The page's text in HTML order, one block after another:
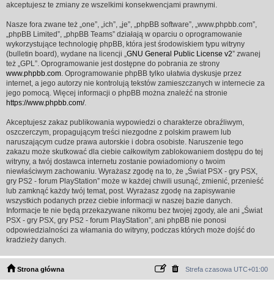
akceptujesz te zmiany ze wszelkimi konsekwencjami prawnymi.
Nasze fora zwane też „one”, „ich”, „je”, „phpBB software”, „www.phpbb.com”,
„phpBB Limited”, „phpBB Teams” działają w oparciu o oprogramowanie
wykorzystujące technologię phpBB, która jest środowiskiem typu witryny
(bulletin board), wydane na licencji „GNU General Public License v2” zwanej
też „GPL”. Oprogramowanie jest dostępne do pobrania ze strony
www.phpbb.com. Oprogramowanie phpBB tylko ułatwia dyskusje przez
internet, a jego autorzy nie kontrolują tekstów zamieszczanych w internecie za
jego pomocą. Więcej informacji o phpBB można znaleźć na stronie
https://www.phpbb.com/.
Akceptujesz zakaz publikowania wypowiedzi o charakterze obraźliwym,
oszczerczym, propagującym treści niezgodne z polskim prawem lub
naruszającym cudze prawa autorskie i dobra osobiste. Naruszenie tego
zakazu może skutkować dla ciebie całkowitym zablokowaniem dostępu do tej
witryny, a twój dostawca internetu zostanie powiadomiony o twoim
niewłaściwym zachowaniu. Wyrażasz zgodę na to, że „Świat PSX - gry PSX,
gry PS2 - forum PlayStation” może w każdej chwili usunąć, zmienić, przenieść
lub zamknąć każdy twój temat, post. Wyrażasz zgodę na zapisywanie
wszystkich podanych przez ciebie informacji w naszej bazie danych.
Informacje te nie będą przekazywane nikomu bez twojej zgody, ale ani „Świat
PSX - gry PSX, gry PS2 - forum PlayStation”, ani phpBB nie ponosi
odpowiedzialności za włamania do witryny, podczas których może dojść do
kradzieży danych.
Strona główna Strefa czasowa UTC+01:00